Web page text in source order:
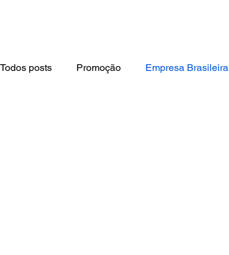
Todos posts Promoção Empresa Brasileira